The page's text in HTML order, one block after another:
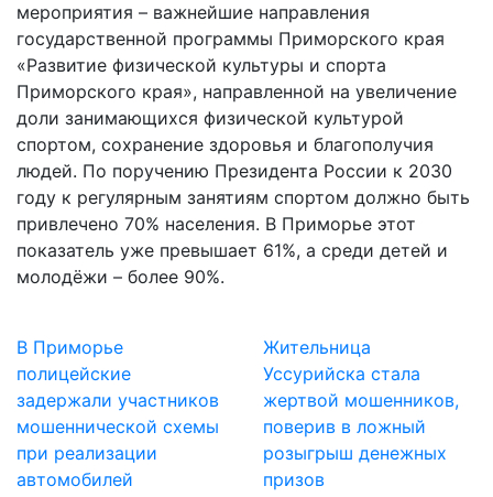
мероприятия – важнейшие направления
государственной программы Приморского края
«Развитие физической культуры и спорта
Приморского края», направленной на увеличение
доли занимающихся физической культурой
спортом, сохранение здоровья и благополучия
людей. По поручению Президента России к 2030
году к регулярным занятиям спортом должно быть
привлечено 70% населения. В Приморье этот
показатель уже превышает 61%, а среди детей и
молодёжи – более 90%.
В Приморье
полицейские
задержали участников
мошеннической схемы
при реализации
автомобилей
Жительница
Уссурийска стала
жертвой мошенников,
поверив в ложный
розыгрыш денежных
призов